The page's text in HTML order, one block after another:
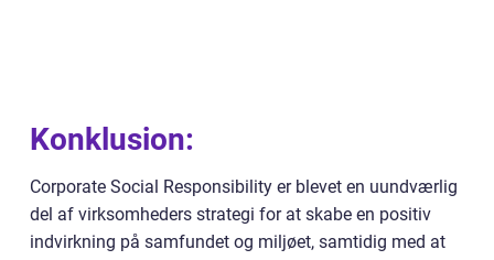
Konklusion:
Corporate Social Responsibility er blevet en uundværlig
del af virksomheders strategi for at skabe en positiv
indvirkning på samfundet og miljøet, samtidig med at